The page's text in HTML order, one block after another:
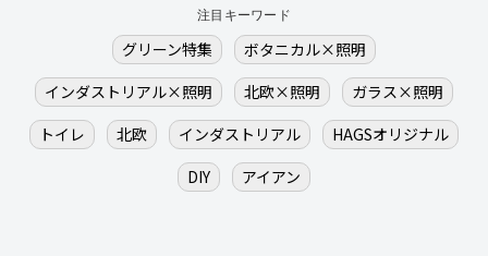
注目キーワード
グリーン特集
ボタニカル×照明
インダストリアル×照明
北欧×照明
ガラス×照明
トイレ
北欧 インダストリアル
HAGSオリジナル
DIY
アイアン